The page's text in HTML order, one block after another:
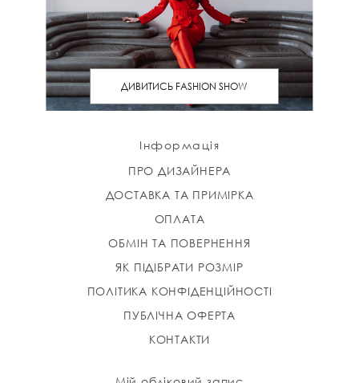
ДИВИТИСЬ FASHION SHOW
Інформація
ПРО ДИЗАЙНЕРА
ДОСТАВКА ТА ПРИМІРКА
ОПЛАТА
ОБМІН ТА ПОВЕРНЕННЯ
ЯК ПІДІБРАТИ РОЗМІР
ПОЛІТИКА КОНФІДЕНЦІЙНОСТІ
ПУБЛІЧНА ОФЕРТА
КОНТАКТИ